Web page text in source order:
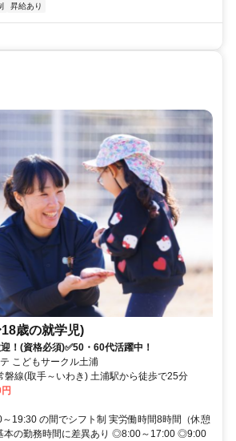
昇給あり
歳の就学児)
！(資格必須)✅50・60代活躍中！
こどもサークル土浦
磐線(取手～いわき) 土浦駅から徒歩で25分
19:30 の間でシフト制 実労働時間8時間（休憩
本の勤務時間に差異あり ◎8:00～17:00 ◎9:00